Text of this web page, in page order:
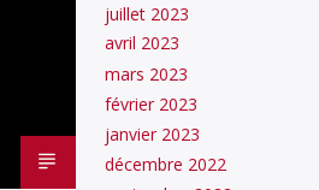
juillet 2023
avril 2023
mars 2023
février 2023
janvier 2023
décembre 2022